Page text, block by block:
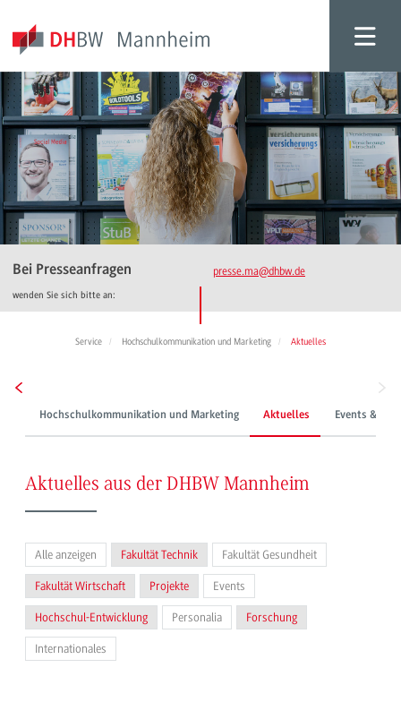
Bei Presseanfragen
wenden Sie sich bitte an:
presse.ma@dhbw.de
Service Hochschulkommunikation und Marketing Aktuelles
Hochschulkommunikation und Marketing Aktuelles Events &
Aktuelles aus der DHBW Mannheim
Alle anzeigen Fakultät Technik Fakultät Gesundheit
Fakultät Wirtschaft Projekte Events
Hochschul-Entwicklung Personalia Forschung
Internationales